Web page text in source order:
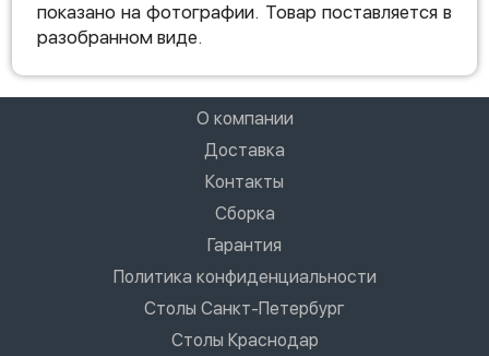
показано на фотографии. Товар поставляется в
разобранном виде.
О компании
Доставка
Контакты
Сборка
Гарантия
Политика конфиденциальности
Столы Санкт-Петербург
Столы Краснодар